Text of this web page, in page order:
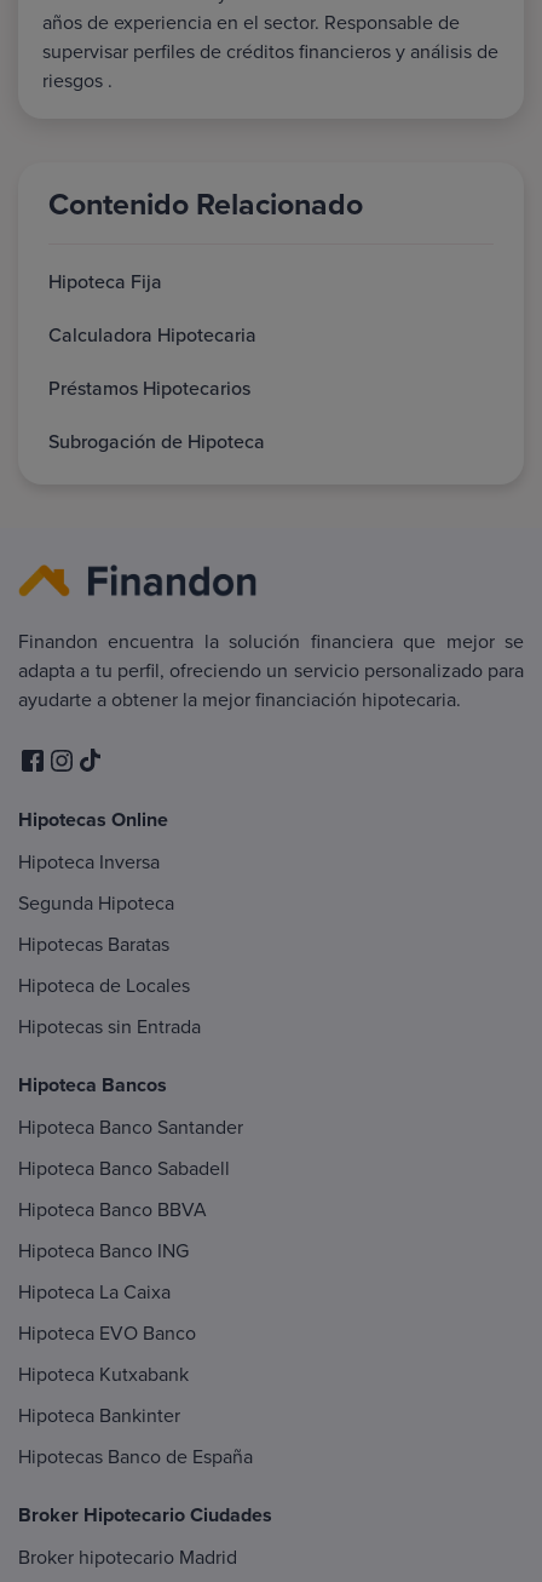
años de experiencia en el sector. Responsable de
supervisar perfiles de créditos financieros y análisis de
riesgos .
Contenido Relacionado
Hipoteca Fija
Calculadora Hipotecaria
Préstamos Hipotecarios
Subrogación de Hipoteca
Finandon encuentra la solución financiera que mejor se
adapta a tu perfil, ofreciendo un servicio personalizado para
ayudarte a obtener la mejor financiación hipotecaria.
Hipotecas Online
Hipoteca Inversa
Segunda Hipoteca
Hipotecas Baratas
Hipoteca de Locales
Hipotecas sin Entrada
Hipoteca Bancos
Hipoteca Banco Santander
Hipoteca Banco Sabadell
Hipoteca Banco BBVA
Hipoteca Banco ING
Hipoteca La Caixa
Hipoteca EVO Banco
Hipoteca Kutxabank
Hipoteca Bankinter
Hipotecas Banco de España
Broker Hipotecario Ciudades
Broker hipotecario Madrid